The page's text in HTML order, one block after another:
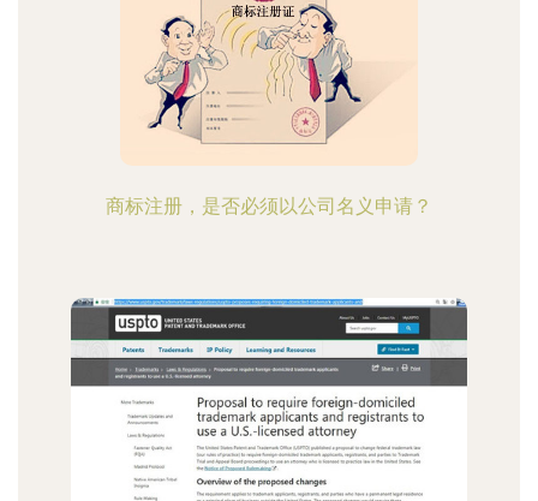
商标注册，是否必须以公司名义申请？